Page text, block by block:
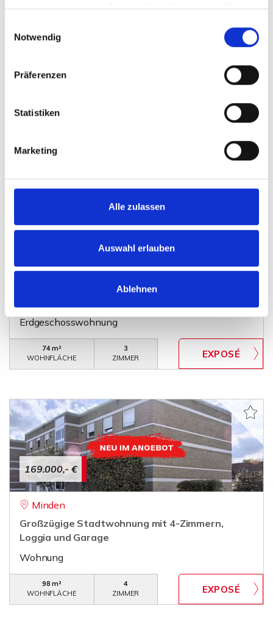
haben oder die sie im Rahmen Ihrer Nutzung der Dienste
Notwendig
Präferenzen
Statistiken
Marketing
Alle zulassen
Auswahl erlauben
Ablehnen
Bad Eilsen
102 m²
149.000,- €
Löhne
Erdgeschosswohnung mit Terrasse, Garage und
Erdgeschosswohnung
74 m²
WOHNFLÄCHE
3
ZIMMER
169.000,- €
Minden
Großzügige Stadtwohnung mit 4-Zimmern,
Loggia und Garage
Wohnung
98 m²
WOHNFLÄCHE
4
ZIMMER